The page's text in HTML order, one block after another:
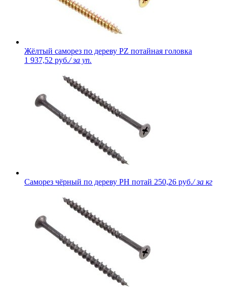
Жёлтый саморез по дереву PZ потайная головка
1 937,52 руб./ за уп.
Саморез чёрный по дереву PH потай 250,26 руб./ за кг